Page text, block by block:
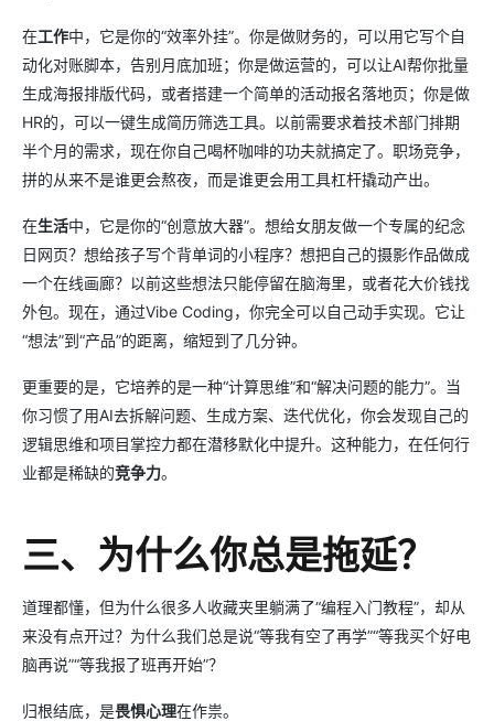
在工作中，它是你的“效率外挂”。你是做财务的，可以用它写个自
动化对账脚本，告别月底加班；你是做运营的，可以让AI帮你批量
生成海报排版代码，或者搭建一个简单的活动报名落地页；你是做
HR的，可以一键生成简历筛选工具。以前需要求着技术部门排期
半个月的需求，现在你自己喝杯咖啡的功夫就搞定了。职场竞争，
拼的从来不是谁更会熬夜，而是谁更会用工具杠杆撬动产出。
在生活中，它是你的“创意放大器”。想给女朋友做一个专属的纪念
日网页？想给孩子写个背单词的小程序？想把自己的摄影作品做成
一个在线画廊？以前这些想法只能停留在脑海里，或者花大价钱找
外包。现在，通过Vibe Coding，你完全可以自己动手实现。它让
“想法”到“产品”的距离，缩短到了几分钟。
更重要的是，它培养的是一种“计算思维”和“解决问题的能力”。当
你习惯了用AI去拆解问题、生成方案、迭代优化，你会发现自己的
逻辑思维和项目掌控力都在潜移默化中提升。这种能力，在任何行
业都是稀缺的竞争力。
三、为什么你总是拖延？
道理都懂，但为什么很多人收藏夹里躺满了“编程入门教程”，却从
来没有点开过？为什么我们总是说“等我有空了再学”“等我买个好电
脑再说”“等我报了班再开始”？
归根结底，是畏惧心理在作祟。